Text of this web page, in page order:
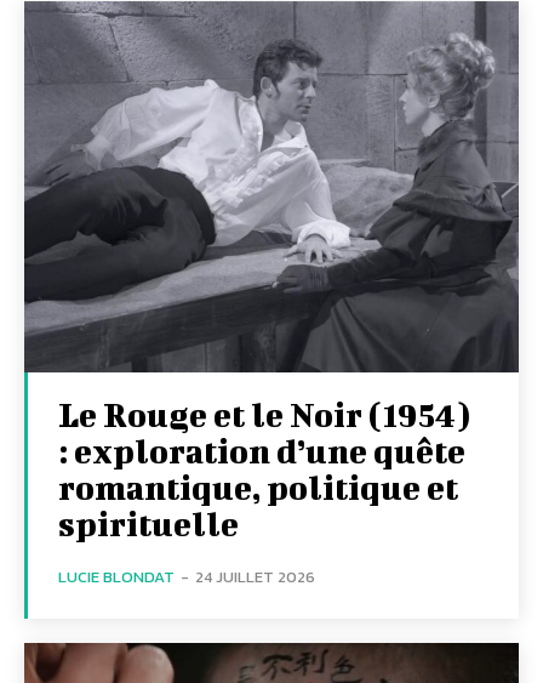
Le Rouge et le Noir (1954)
: exploration d’une quête
romantique, politique et
spirituelle
LUCIE BLONDAT - 24 JUILLET 2026